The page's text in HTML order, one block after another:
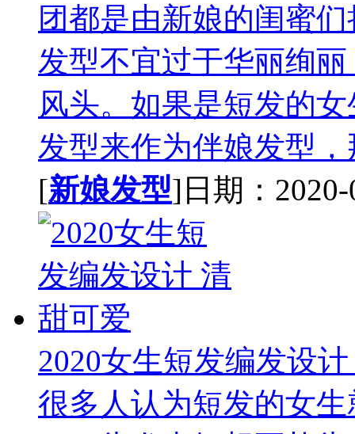
团都是由新娘的闺蜜
发型不宜过于华丽绚
风头。如果是短发的
发型来作为伴娘发型
[新娘发型]日期：2020-
2020女生短发编发设
很多人认为短发的女